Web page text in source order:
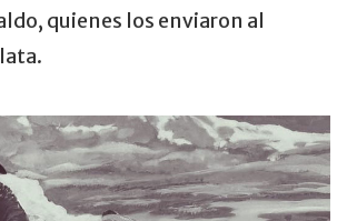
quienes los enviaron al